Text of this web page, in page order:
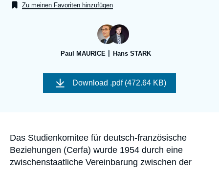
Anmelden
Unterstützen Sie uns
Zu meinen Favoriten hinzufügen
Paul MAURICE Hans STARK
Image
couverture
Download .pdf (472.64 KB)
Accroche
Das Studienkomitee für deutsch-französische
Beziehungen (Cerfa) wurde 1954 durch eine
zwischenstaatliche Vereinbarung zwischen der